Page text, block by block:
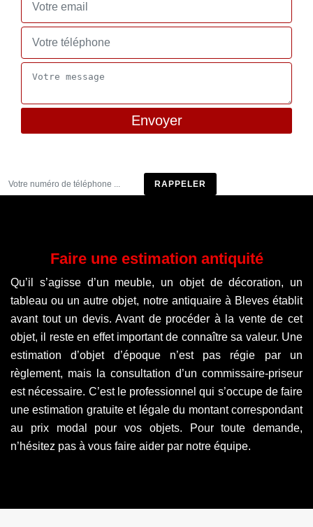
Faire une estimation antiquité
Qu’il s’agisse d’un meuble, un objet de décoration, un
tableau ou un autre objet, notre antiquaire à Bleves établit
avant tout un devis. Avant de procéder à la vente de cet
objet, il reste en effet important de connaître sa valeur. Une
estimation d’objet d’époque n’est pas régie par un
règlement, mais la consultation d’un commissaire-priseur
est nécessaire. C’est le professionnel qui s’occupe de faire
une estimation gratuite et légale du montant correspondant
au prix modal pour vos objets. Pour toute demande,
n’hésitez pas à vous faire aider par notre équipe.